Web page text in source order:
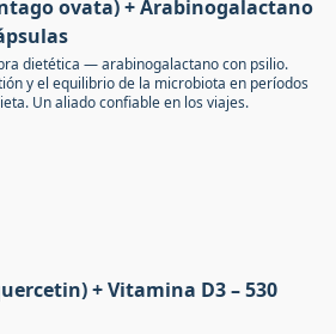
-10% CON CÓDIGO SAVE10
ovata) + Arabinogalactano
dietética — arabinogalactano con psilio.
y el equilibrio de la microbiota en períodos
Un aliado confiable en los viajes.
-10% CON CÓDIGO SAVE10
+ Vitamina D3 – 530